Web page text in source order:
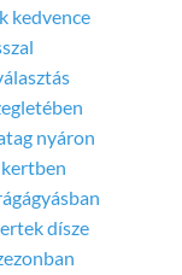
kedvence
nyáron
dísze